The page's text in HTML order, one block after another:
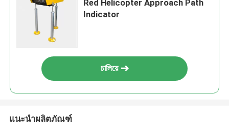
Red Helicopter Approach Path
Indicator
চালিয়ে
แนะนำผลิตภัณฑ์